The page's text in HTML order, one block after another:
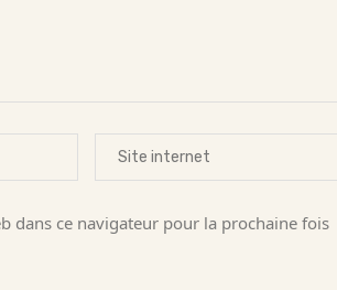
dans ce navigateur pour la prochaine fois